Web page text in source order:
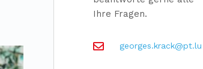
Ihre Fragen.
georges.krack@pt.lu